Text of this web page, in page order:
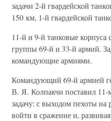
задачи 2-й гвардейской
150 км, 1-й гвардейской
11-й и 9-й танковые
группы 69-й и 33-й армий.
командующие армиями.
Командующий 69-й армией
В. Я. Колпакчи поставил 11-
задачу: с выходом пехоты
войти в сражение и,